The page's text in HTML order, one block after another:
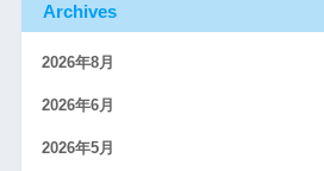
Archives
2026年8月
2026年6月
2026年5月